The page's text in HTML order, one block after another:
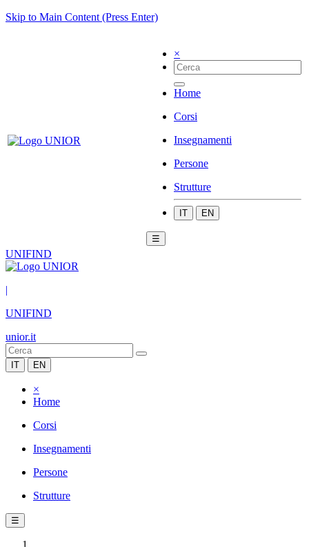
Skip to Main Content (Press Enter)
×
Home
Corsi
Insegnamenti
Persone
Strutture
IT EN
☰
UNIFIND
|
UNIFIND
unior.it
IT EN
×
Home
Corsi
Insegnamenti
Persone
Strutture
☰